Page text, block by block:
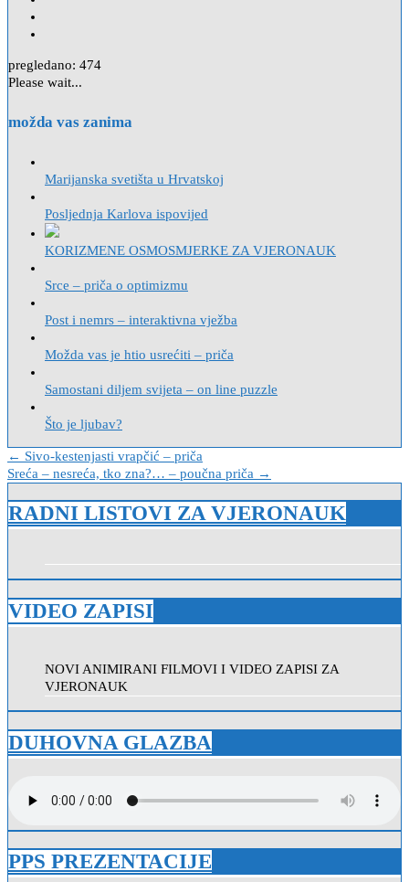
pregledano: 474
Please wait...
možda vas zanima
Marijanska svetišta u Hrvatskoj
Posljednja Karlova ispovijed
KORIZMENE OSMOSMJERKE ZA VJERONAUK
Srce – priča o optimizmu
Post i nemrs – interaktivna vježba
Možda vas je htio usrećiti – priča
Samostani diljem svijeta – on line puzzle
Što je ljubav?
Navigacija
objava
← Sivo-kestenjasti vrapčić – priča
Sreća – nesreća, tko zna?… – poučna priča →
RADNI LISTOVI ZA VJERONAUK
VIDEO ZAPISI
NOVI ANIMIRANI FILMOVI I VIDEO ZAPISI ZA
VJERONAUK
DUHOVNA GLAZBA
PPS PREZENTACIJE